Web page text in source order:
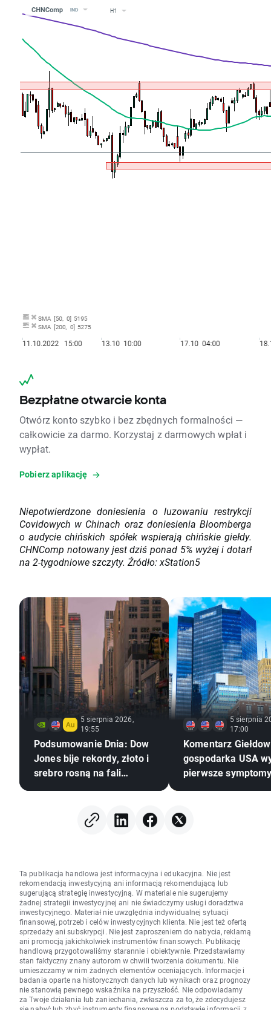
Bezpłatne otwarcie konta
Otwórz konto szybko i bez zbędnych formalności —
całkowicie za darmo. Korzystaj z darmowych wpłat i
wypłat.
Pobierz aplikację
Niepotwierdzone doniesienia o luzowaniu restrykcji
Covidowych w Chinach oraz doniesienia Bloomberga
o audycie chińskich spółek wspierają chińskie giełdy.
CHNComp notowany jest dziś ponad 5% wyżej i dotarł
na 2-tygodniowe szczyty. Źródło: xStation5
5 sierpnia 2026,
19:55
Podsumowanie Dnia: Dow
Jones bije rekordy, złoto i
srebro rosną na fali
5 sierpnia
17:00
Komentarz
gospodarka USA
pierwsze
Ta publikacja handlowa jest informacyjna i edukacyjna. Nie jest
rekomendacją inwestycyjną ani informacją rekomendującą lub
sugerującą strategię inwestycyjną. W materiale nie sugerujemy
żadnej strategii inwestycyjnej ani nie świadczymy usługi doradztwa
inwestycyjnego. Materiał nie uwzględnia indywidualnej sytuacji
finansowej, potrzeb i celów inwestycyjnych klienta. Nie jest też ofertą
sprzedaży ani subskrypcji. Nie jest zaproszeniem do nabycia, reklamą
ani promocją jakichkolwiek instrumentów finansowych. Publikację
handlową przygotowaliśmy starannie i obiektywnie. Przedstawiamy
stan faktyczny znany autorom w chwili tworzenia dokumentu. Nie
umieszczamy w nim żadnych elementów oceniających. Informacje i
badania oparte na historycznych danych lub wynikach oraz prognozy
nie stanowią pewnego wskaźnika na przyszłość. Nie odpowiadamy
za Twoje działania lub zaniechania, zwłaszcza za to, że zdecydujesz